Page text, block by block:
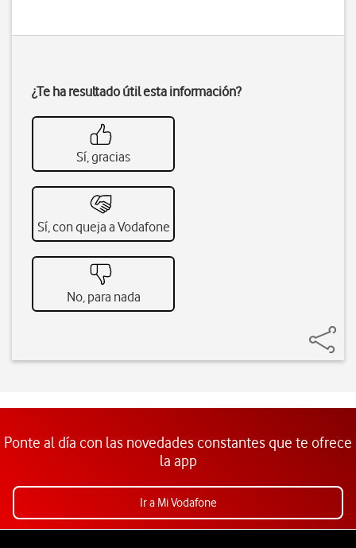
¿Te ha resultado útil esta información?
Sí, gracias
Sí, con queja a Vodafone
No, para nada
Ponte al día con las novedades constantes que te ofrece
la app
Ir a Mi Vodafone